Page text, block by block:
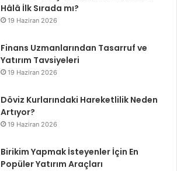
Hâlâ İlk Sırada mı?
19 Haziran 2026
Finans Uzmanlarından Tasarruf ve
Yatırım Tavsiyeleri
19 Haziran 2026
Döviz Kurlarındaki Hareketlilik Neden
Artıyor?
19 Haziran 2026
Birikim Yapmak İsteyenler İçin En
Popüler Yatırım Araçları